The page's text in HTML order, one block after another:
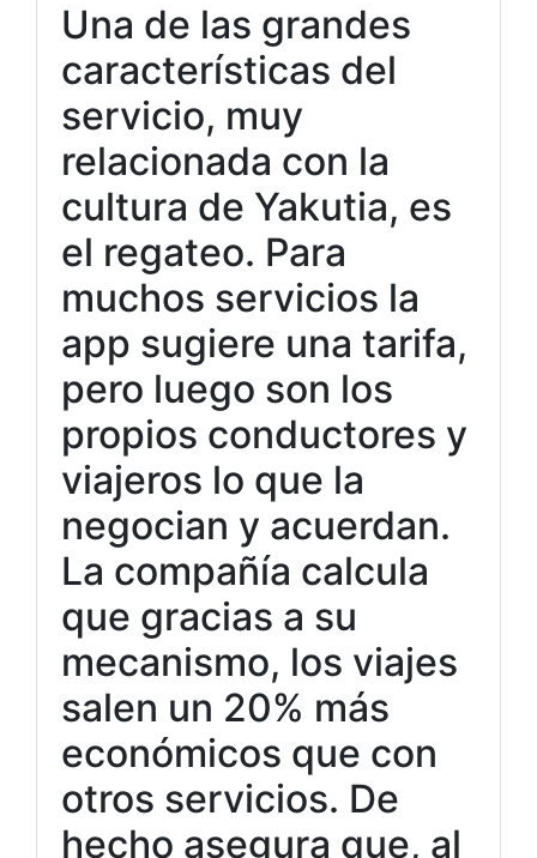
Una de las grandes
características del
servicio, muy
relacionada con la
cultura de Yakutia, es
el regateo. Para
muchos servicios la
app sugiere una tarifa,
pero luego son los
propios conductores y
viajeros lo que la
negocian y acuerdan.
La compañía calcula
que gracias a su
mecanismo, los viajes
salen un 20% más
económicos que con
otros servicios. De
hecho asegura que, al